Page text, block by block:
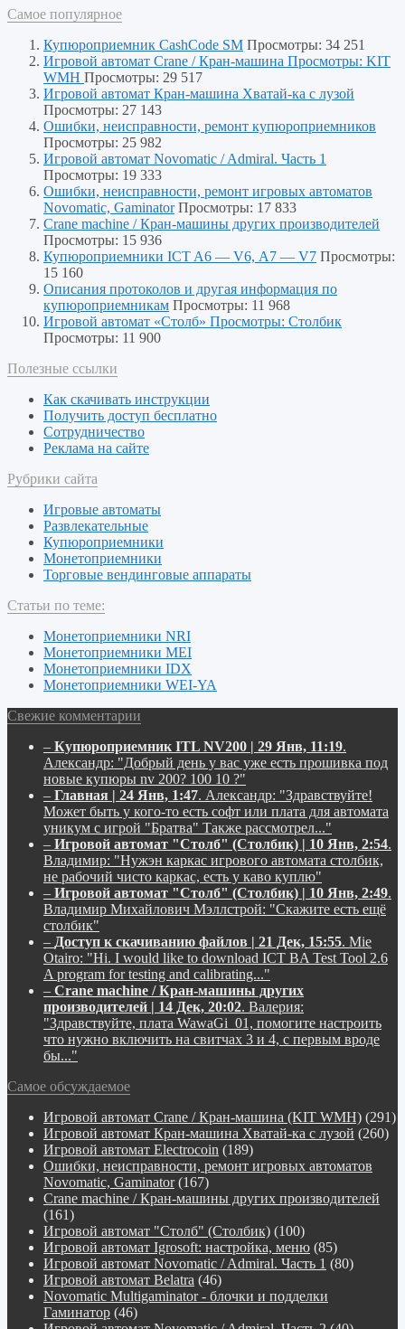
Самое популярное
Купюроприемник CashCode SM Просмотры: 34 251
Игровой автомат Crane / Кран-машина Просмотры: KIT
WMH Просмотры: 29 517
Игровой автомат Кран-машина Хватай-ка с лузой
Просмотры: 27 143
Ошибки, неисправности, ремонт купюроприемников
Просмотры: 25 982
Игровой автомат Novomatic / Admiral. Часть 1
Просмотры: 19 333
Ошибки, неисправности, ремонт игровых автоматов
Novomatic, Gaminator Просмотры: 17 833
Crane machine / Кран-машины других производителей
Просмотры: 15 936
Купюроприемники ICT A6 — V6, А7 — V7 Просмотры:
15 160
Описания протоколов и другая информация по
купюроприемникам Просмотры: 11 968
Игровой автомат «Столб» Просмотры: Столбик
Просмотры: 11 900
Полезные ссылки
Как скачивать инструкции
Получить доступ бесплатно
Сотрудничество
Реклама на сайте
Рубрики сайта
Игровые автоматы
Развлекательные
Купюроприемники
Монетоприемники
Торговые вендинговые аппараты
Статьи по теме:
Монетоприемники NRI
Монетоприемники MEI
Монетоприемники IDX
Монетоприемники WEI-YA
Свежие комментарии
– Купюроприемник ITL NV200 | 29 Янв, 11:19.
Александр: "Добрый день у вас уже есть прошивка под
новые купюры nv 200? 100 10 ?"
– Главная | 24 Янв, 1:47. Александр: "Здравствуйте!
Может быть у кого-то есть софт или плата для автомата
уникум с игрой "Братва" Также рассмотрел..."
– Игровой автомат "Столб" (Столбик) | 10 Янв, 2:54.
Владимир: "Нужэн каркас игрового автомата столбик,
не рабочий чисто каркас, есть у каво куплю"
– Игровой автомат "Столб" (Столбик) | 10 Янв, 2:49.
Владимир Михайлович Мэллстрой: "Скажите есть ещё
столбик"
– Доступ к скачиванию файлов | 21 Дек, 15:55. Mie
Otairo: "Hi. I would like to download ICT BA Test Tool 2.6
A program for testing and calibrating..."
– Crane machine / Кран-машины других
производителей | 14 Дек, 20:02. Валерия:
"Здравствуйте, плата WawaGi_01, помогите настроить
что нужно включить на свитчах 3 и 4, с первым вроде
бы..."
Самое обсуждаемое
Игровой автомат Crane / Кран-машина (KIT WMH) (291)
Игровой автомат Кран-машина Хватай-ка с лузой (260)
Игровой автомат Electrocoin (189)
Ошибки, неисправности, ремонт игровых автоматов
Novomatic, Gaminator(167)
Crane machine / Кран-машины других производителей
(161)
Игровой автомат "Столб" (Столбик) (100)
Игровой автомат Igrosoft: настройка, меню (85)
Игровой автомат Novomatic / Admiral. Часть 1 (80)
Игровой автомат Belatra (46)
Novomatiс Multigaminator - блочки и подделки
Гаминатор (46)